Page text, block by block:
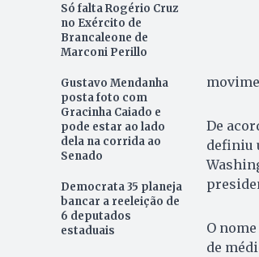
Só falta Rogério Cruz
no Exército de
Brancaleone de
Marconi Perillo
Gustavo Mendanha
posta foto com
Gracinha Caiado e
pode estar ao lado
dela na corrida ao
Senado
Democrata 35 planeja
bancar a reeleição de
6 deputados
estaduais
De
definiu
O
de